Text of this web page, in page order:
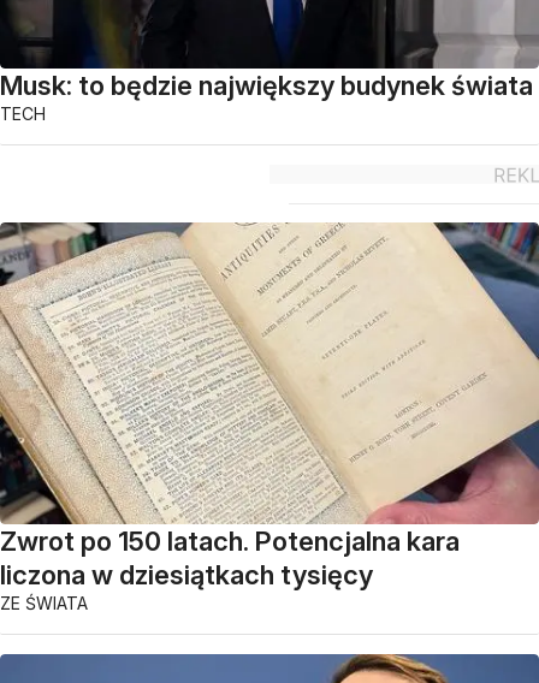
Musk: to będzie największy budynek świata
TECH
Zwrot po 150 latach. Potencjalna kara
liczona w dziesiątkach tysięcy
ZE ŚWIATA